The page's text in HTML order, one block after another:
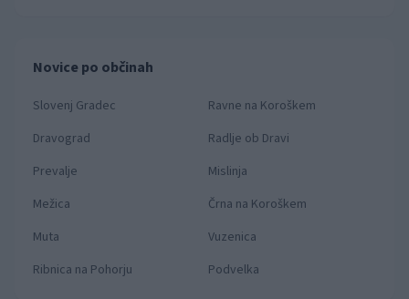
Novice po občinah
Slovenj Gradec
Ravne na Koroškem
Dravograd
Radlje ob Dravi
Prevalje
Mislinja
Mežica
Črna na Koroškem
Muta
Vuzenica
Ribnica na Pohorju
Podvelka